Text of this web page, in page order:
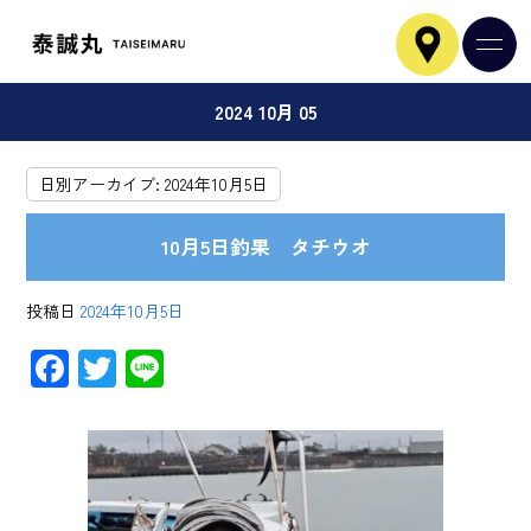
2024 10月 05
日別アーカイブ:2024年10月5日
10月5日釣果 タチウオ
投稿日 2024年10月5日
F
e
b
T
tt
er